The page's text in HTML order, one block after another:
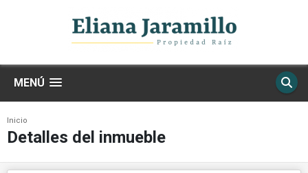
MENÚ
Inicio
Detalles del inmueble